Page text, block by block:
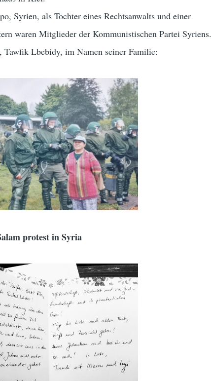
Syrien, als Tochter eines Rechtsanwalts und einer
waren Mitglieder der Kommunistischen Partei Syriens.
Lbebidy, im Namen seiner Familie:
protest in Syria